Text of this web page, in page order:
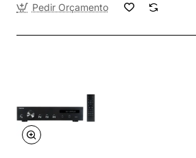
Pedir Orçamento